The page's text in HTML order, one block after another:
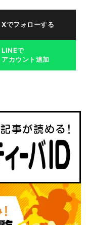
前
へ
Xでフォローする
LINEで
アカウント追加